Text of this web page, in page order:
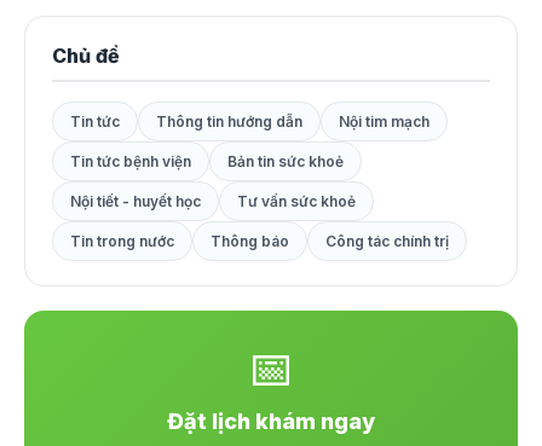
Chủ đề
Tin tức Thông tin hướng dẫn Nội tim mạch
Tin tức bệnh viện Bản tin sức khoẻ
Nội tiết - huyết học Tư vấn sức khoẻ
Tin trong nước Thông báo Công tác chính trị
📅
Đặt lịch khám ngay